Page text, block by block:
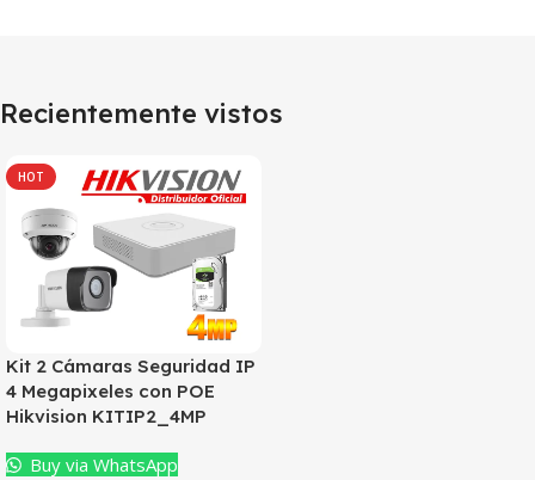
Recientemente vistos
HOT
Kit 2 Cámaras Seguridad IP
4 Megapixeles con POE
Hikvision KITIP2_4MP
Buy via WhatsApp